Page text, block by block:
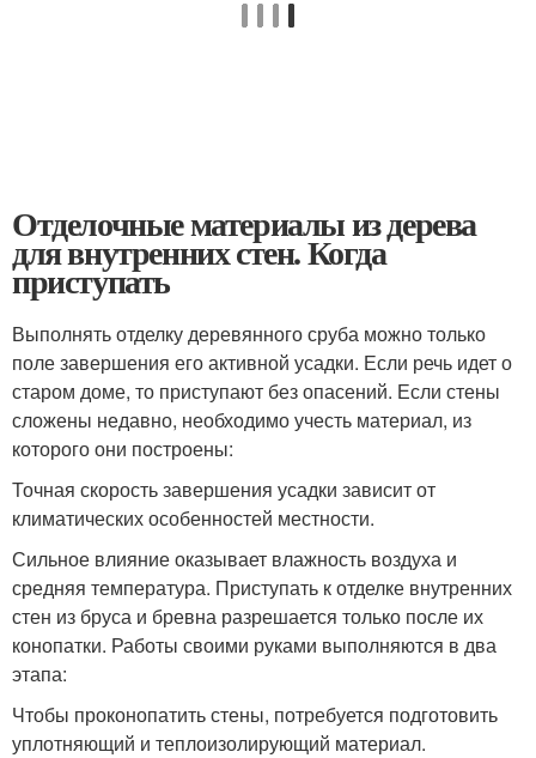
Отделочные материалы из дерева
для внутренних стен. Когда
приступать
Выполнять отделку деревянного сруба можно только
поле завершения его активной усадки. Если речь идет о
старом доме, то приступают без опасений. Если стены
сложены недавно, необходимо учесть материал, из
которого они построены:
Точная скорость завершения усадки зависит от
климатических особенностей местности.
Сильное влияние оказывает влажность воздуха и
средняя температура. Приступать к отделке внутренних
стен из бруса и бревна разрешается только после их
конопатки. Работы своими руками выполняются в два
этапа:
Чтобы проконопатить стены, потребуется подготовить
уплотняющий и теплоизолирующий материал.